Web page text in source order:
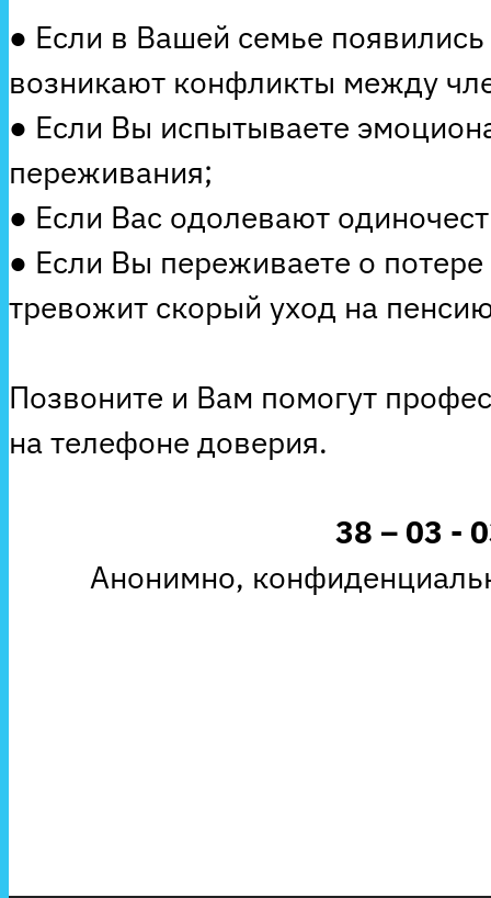
● Если в Вашей семье
возникают конфликты между
● Если Вы испытываете
переживания;
● Если Вас одолевают
● Если Вы переживаете о
тревожит скорый уход на
Позвоните и Вам помогут
на телефоне доверия.
38 – 03 -
Анонимно,